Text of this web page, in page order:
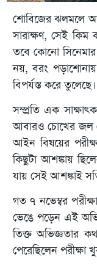
শোবিজের ঝলমলে
সারাক্ষণ, সেই কিম
তবে কোনো সিনেমার
নয়, বরং
বিপর্যস্ত করে তুলেছে।
সম্প্রতি এক
আবারও চোখের জল
আইন বিষয়ের
কিছুটা আশঙ্কায়
যায় সেই আশঙ্কাই
গত ৭ নভেম্বর
ভেঙে পড়েন এই
তিক্ত অভিজ্ঞতার
পেরেছিলেন